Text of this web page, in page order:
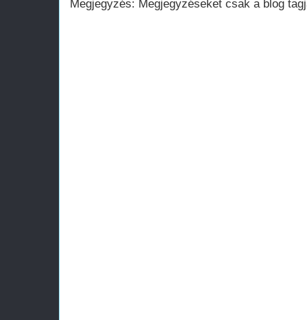
Megjegyzés: Megjegyzéseket csak a blog